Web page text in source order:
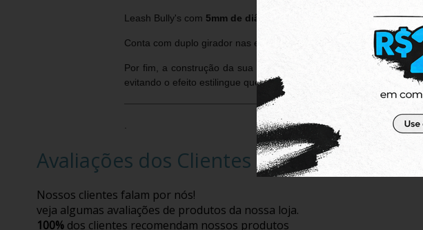
Leash Bully's com 5mm de diâmetro 6 pés de comprimento.
Conta com duplo girador nas extremidades e velcro de alta
Por fim, a construção da sua "cordinha" em PU traz muita
evitando o efeito estilingue que os leashes causam.
.
Avaliações dos Clientes
Nossos clientes falam por nós!
veja algumas avaliações de produtos da nossa loja.
100% dos clientes recomendam nossos produtos